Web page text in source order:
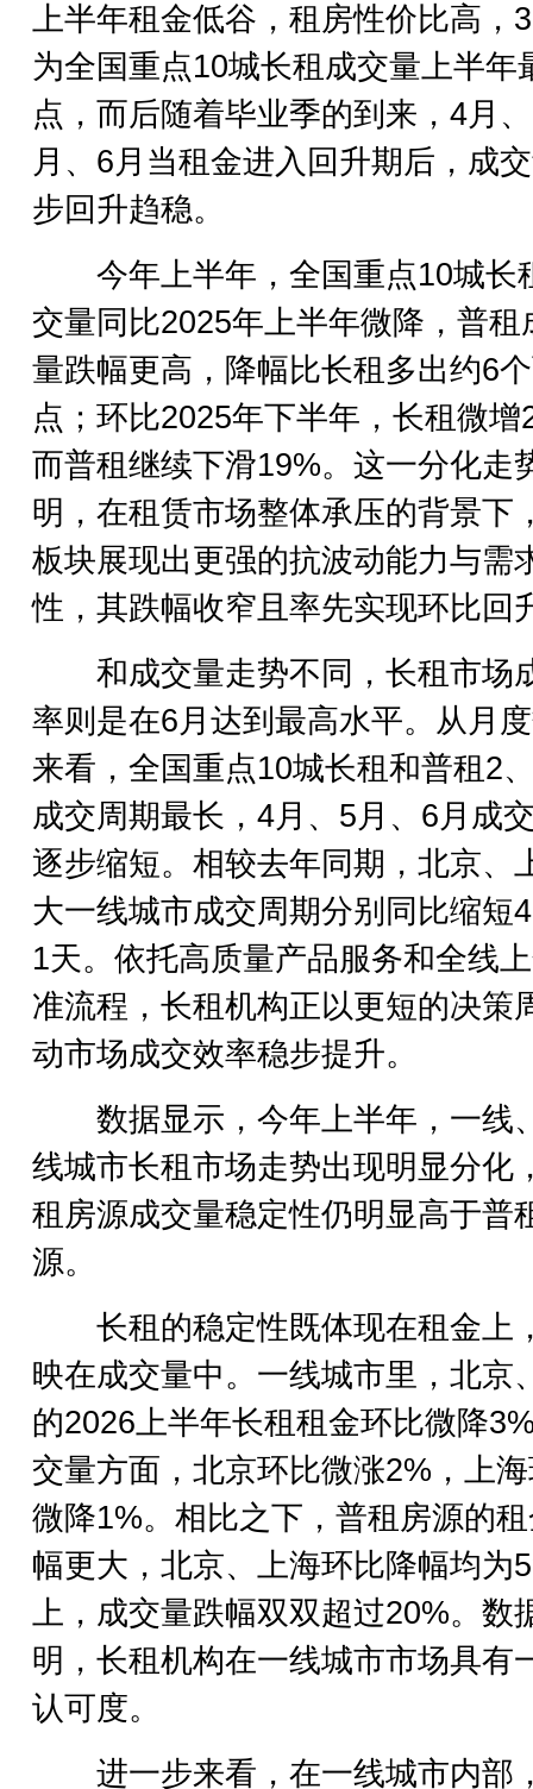
上半年租金低谷，租房性价比高，
为全国重点10城长租成交量上半年
点，而后随着毕业季的到来，4月
月、6月当租金进入回升期后，成
步回升趋稳。
今年上半年，全国重点10城长
交量同比2025年上半年微降，普租
量跌幅更高，降幅比长租多出约6
点；环比2025年下半年，长租微增
而普租继续下滑19%。这一分化走
明，在租赁市场整体承压的背景下
板块展现出更强的抗波动能力与需
性，其跌幅收窄且率先实现环比回
和成交量走势不同，长租市场
率则是在6月达到最高水平。从月
来看，全国重点10城长租和普租2
成交周期最长，4月、5月、6月成
逐步缩短。相较去年同期，北京、
大一线城市成交周期分别同比缩短
1天。依托高质量产品服务和全线
准流程，长租机构正以更短的决策
动市场成交效率稳步提升。
数据显示，今年上半年，一线
线城市长租市场走势出现明显分化
租房源成交量稳定性仍明显高于普
源。
长租的稳定性既体现在租金上
映在成交量中。一线城市里，北京
的2026上半年长租租金环比微降
交量方面，北京环比微涨2%，上
微降1%。相比之下，普租房源的
幅更大，北京、上海环比降幅均为
上，成交量跌幅双双超过20%。数
明，长租机构在一线城市市场具有
认可度。
进一步来看，在一线城市内部